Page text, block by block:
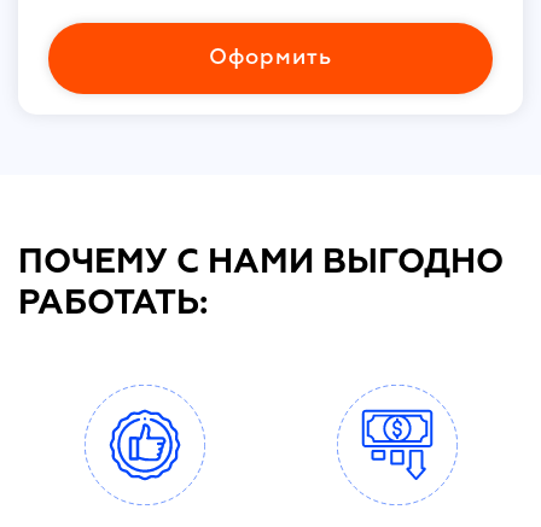
Оформить
ПОЧЕМУ С НАМИ ВЫГОДНО
РАБОТАТЬ: